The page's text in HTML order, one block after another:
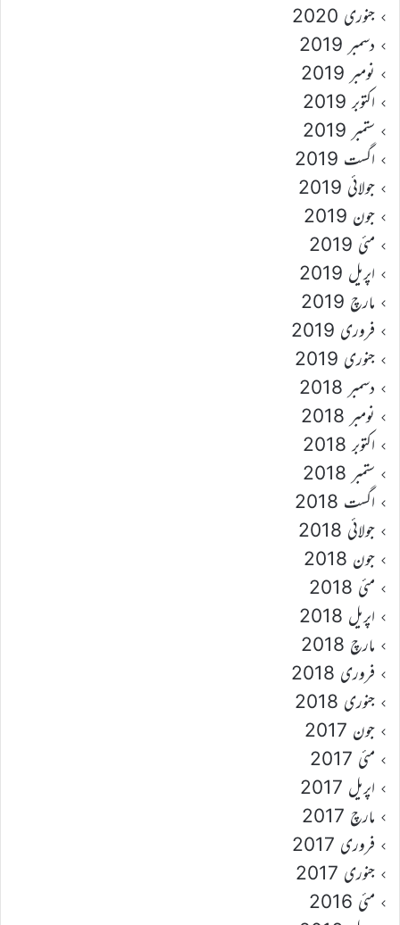
جنوری 2020
دسمبر 2019
نومبر 2019
اکتوبر 2019
ستمبر 2019
اگست 2019
جولائی 2019
جون 2019
مئی 2019
اپریل 2019
مارچ 2019
فروری 2019
جنوری 2019
دسمبر 2018
نومبر 2018
اکتوبر 2018
ستمبر 2018
اگست 2018
جولائی 2018
جون 2018
مئی 2018
اپریل 2018
مارچ 2018
فروری 2018
جنوری 2018
جون 2017
مئی 2017
اپریل 2017
مارچ 2017
فروری 2017
جنوری 2017
مئی 2016